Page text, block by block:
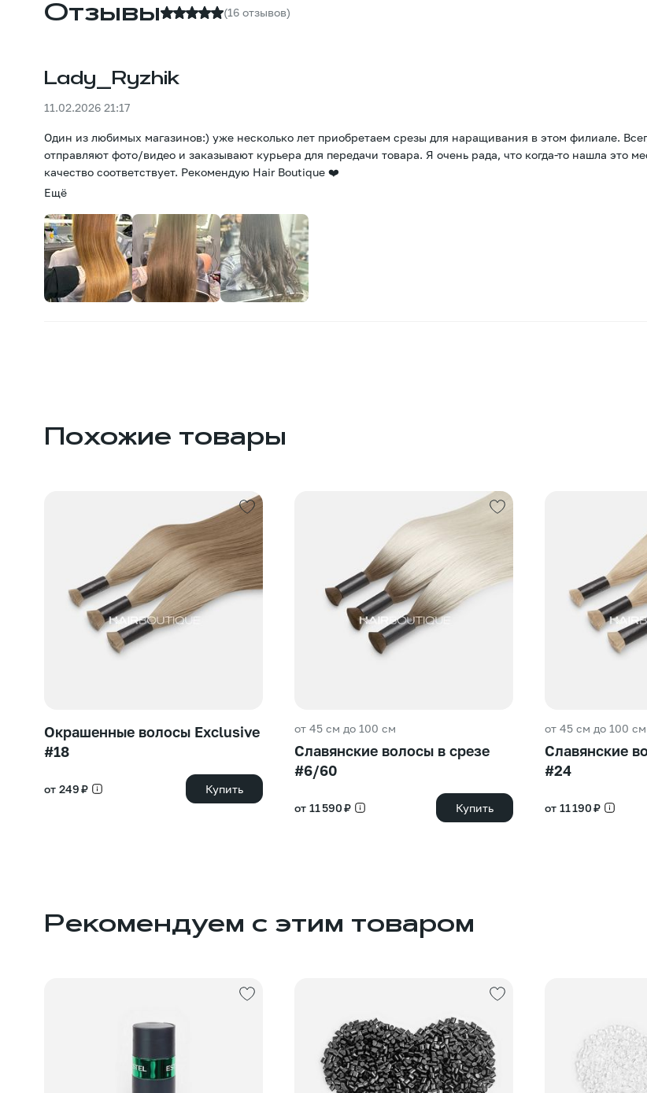
Отзывы (16 отзывов)
Lady_Ryzhik
11.02.2026 21:17
Один из любимых магазинов:) уже несколько лет приобретаем срезы для наращивания в этом филиале.
отправляют фото/видео и заказывают курьера для передачи товара. Я очень рада, что когда-то нашла это
качество соответствует. Рекомендую Hair Boutique ❤️
Ещё
Похожие товары
Окрашенные волосы Exclusive
#18
от 249 ₽ Купить
от 45 см до 100 см
Славянские волосы в срезе
#6/60
от 11 590 ₽ Купить
от 45 см до 100 см
Славянские
#24
от 11 190 ₽
Рекомендуем с этим товаром